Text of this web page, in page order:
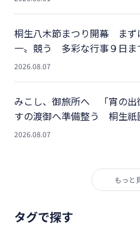
桐生八木節まつり開幕 まず
一〟競う 多彩な行事９日ま
2026.08.07
みこし、御旅所へ 「宵の
すの渡御へ準備整う 桐生祇
2026.08.07
もっと
タグで探す